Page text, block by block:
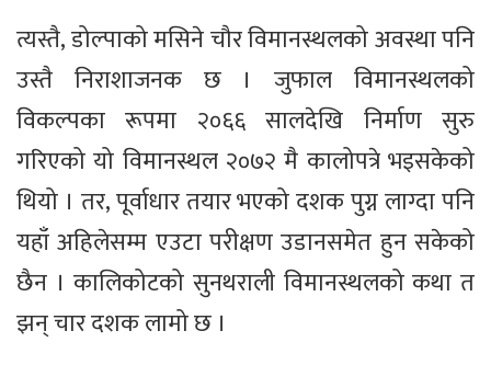
त्यस्तै, डोल्पाको मसिने चौर विमानस्थलको अवस्था पनि
उस्तै निराशाजनक छ । जुफाल विमानस्थलको
विकल्पका रूपमा २०६६ सालदेखि निर्माण सुरु
गरिएको यो विमानस्थल २०७२ मै कालोपत्रे भइसकेको
थियो । तर, पूर्वाधार तयार भएको दशक पुग्न लाग्दा पनि
यहाँ अहिलेसम्म एउटा परीक्षण उडानसमेत हुन सकेको
छैन । कालिकोटको सुनथराली विमानस्थलको कथा त
झन् चार दशक लामो छ ।